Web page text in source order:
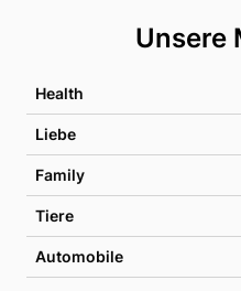
Unsere
Health
Liebe
Family
Tiere
Automobile